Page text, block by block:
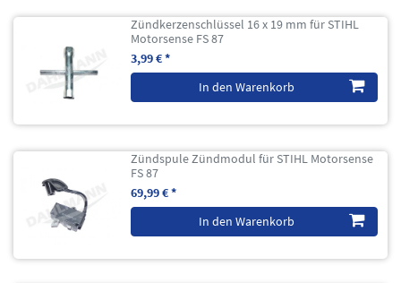
Zündkerzenschlüssel 16 x 19 mm für STIHL
Motorsense FS 87
3,99 € *
In den Warenkorb
Zündspule Zündmodul für STIHL Motorsense
FS 87
69,99 € *
In den Warenkorb